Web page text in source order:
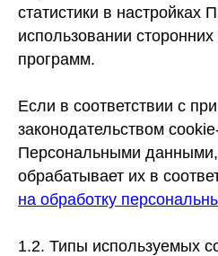
статистики в настройках
использовании сторонних
программ.
Если в соответствии с
законодательством
Персональными
обрабатывает их в
на обработку
1.2. Типы используемых